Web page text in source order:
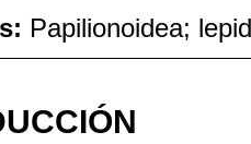
Papilionoidea;